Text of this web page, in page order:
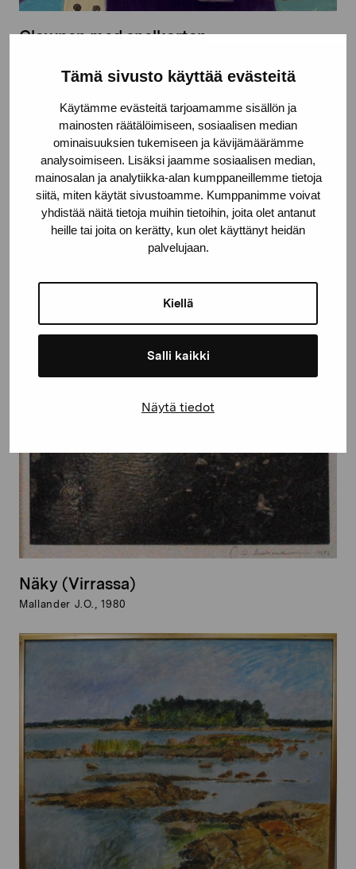
Tämä sivusto käyttää evästeitä
Käytämme evästeitä tarjoamamme sisällön ja
mainosten räätälöimiseen, sosiaalisen median
ominaisuuksien tukemiseen ja kävijämäärämme
analysoimiseen. Lisäksi jaamme sosiaalisen median,
mainosalan ja analytiikka-alan kumppaneillemme tietoja
siitä, miten käytät sivustoamme. Kumppanimme voivat
yhdistää näitä tietoja muihin tietoihin, joita olet antanut
heille tai joita on kerätty, kun olet käyttänyt heidän
palvelujaan.
Kiellä
Salli kaikki
Näytä tiedot
Clownen med spelkorten
Näky (Virrassa)
Mallander J.O., 1980